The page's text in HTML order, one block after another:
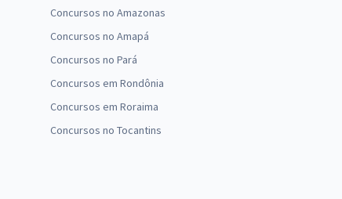
Concursos no Amazonas
Concursos no Amapá
Concursos no Pará
Concursos em Rondônia
Concursos em Roraima
Concursos no Tocantins